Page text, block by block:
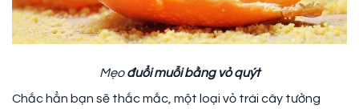
Mẹođuổi muỗi bằng vỏ quýt
Chắc hẳn bạn sẽ thắc mắc, một loại vỏ trái cây tưởng